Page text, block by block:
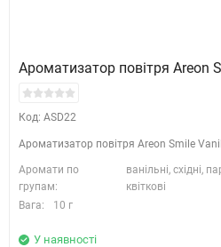
Ароматизатор повітря Areon
Код: ASD22
Ароматизатор повітря Areon Smile
Аромати по
групам:
ванільні, східні,
квіткові
Вага:
10 г
У наявності